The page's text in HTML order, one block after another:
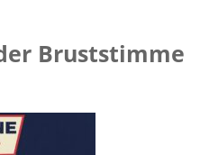
Bruststimme